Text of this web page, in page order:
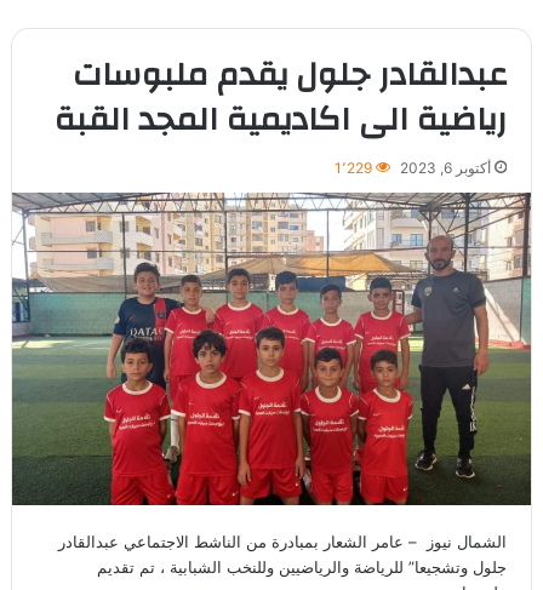
عبدالقادر جلول يقدم ملبوسات
رياضية الى اكاديمية المجد القبة
أكتوبر 6, 2023 1٬229
الشمال نيوز – عامر الشعار بمبادرة من الناشط الاجتماعي عبدالقادر
جلول وتشجيعا” للرياضة والرياضيين وللنخب الشبابية ، تم تقديم